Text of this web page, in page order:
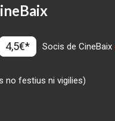
4,5€* Socis de CineBaix
no festius ni vigilies)